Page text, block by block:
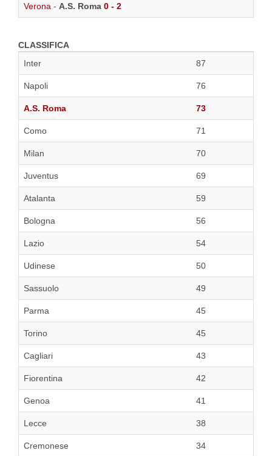
Verona - A.S. Roma 0 - 2
CLASSIFICA
Inter
87
Napoli 76
A.S. Roma 73
Como 71
Milan 70
Juventus 69
Atalanta 59
Bologna 56
Lazio 54
Udinese 50
Sassuolo 49
Parma 45
Torino 45
Cagliari 43
Fiorentina 42
Genoa 41
Lecce 38
Cremonese 34